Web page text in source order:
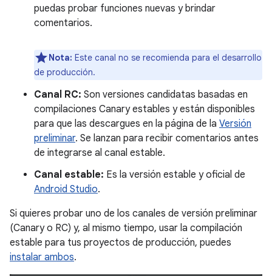
puedas probar funciones nuevas y brindar
comentarios.
Nota: Este canal no se recomienda para el desarrollo
de producción.
Canal RC: Son versiones candidatas basadas en
compilaciones Canary estables y están disponibles
para que las descargues en la página de la Versión
preliminar. Se lanzan para recibir comentarios antes
de integrarse al canal estable.
Canal estable: Es la versión estable y oficial de
Android Studio.
Si quieres probar uno de los canales de versión preliminar
(Canary o RC) y, al mismo tiempo, usar la compilación
estable para tus proyectos de producción, puedes
instalar ambos.